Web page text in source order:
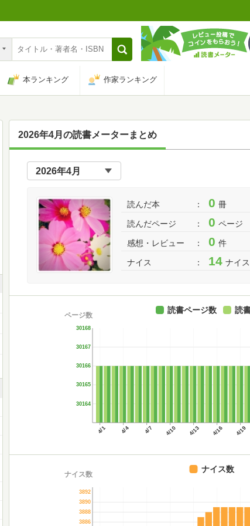
本ランキング 作家ランキング
2026年4月の読書メーターまとめ
読んだ本 0 冊
読んだページ 0 ページ
感想・レビュー 0 件
ナイス 14 ナイス
4/1 4/4 4/7 4/10 4/13 4/16 4/19
30164
30165
30166
30167
30168
ページ数
読書ページ数 読
3886
3888
3890
3892
ナイス数
ナイス数